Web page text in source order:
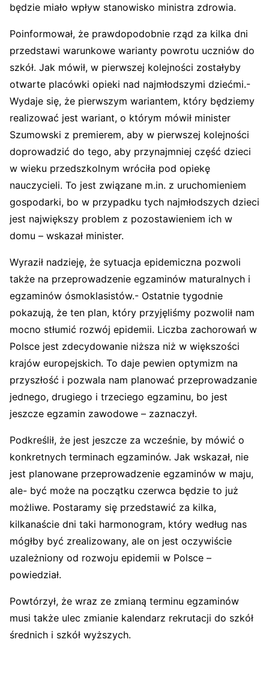
będzie miało wpływ stanowisko ministra zdrowia.
Poinformował, że prawdopodobnie rząd za kilka dni
przedstawi warunkowe warianty powrotu uczniów do
szkół. Jak mówił, w pierwszej kolejności zostałyby
otwarte placówki opieki nad najmłodszymi dziećmi.-
Wydaje się, że pierwszym wariantem, który będziemy
realizować jest wariant, o którym mówił minister
Szumowski z premierem, aby w pierwszej kolejności
doprowadzić do tego, aby przynajmniej część dzieci
w wieku przedszkolnym wróciła pod opiekę
nauczycieli. To jest związane m.in. z uruchomieniem
gospodarki, bo w przypadku tych najmłodszych dzieci
jest największy problem z pozostawieniem ich w
domu – wskazał minister.
Wyraził nadzieję, że sytuacja epidemiczna pozwoli
także na przeprowadzenie egzaminów maturalnych i
egzaminów ósmoklasistów.- Ostatnie tygodnie
pokazują, że ten plan, który przyjęliśmy pozwolił nam
mocno stłumić rozwój epidemii. Liczba zachorowań w
Polsce jest zdecydowanie niższa niż w większości
krajów europejskich. To daje pewien optymizm na
przyszłość i pozwala nam planować przeprowadzanie
jednego, drugiego i trzeciego egzaminu, bo jest
jeszcze egzamin zawodowe – zaznaczył.
Podkreślił, że jest jeszcze za wcześnie, by mówić o
konkretnych terminach egzaminów. Jak wskazał, nie
jest planowane przeprowadzenie egzaminów w maju,
ale- być może na początku czerwca będzie to już
możliwe. Postaramy się przedstawić za kilka,
kilkanaście dni taki harmonogram, który według nas
mógłby być zrealizowany, ale on jest oczywiście
uzależniony od rozwoju epidemii w Polsce –
powiedział.
Powtórzył, że wraz ze zmianą terminu egzaminów
musi także ulec zmianie kalendarz rekrutacji do szkół
średnich i szkół wyższych.